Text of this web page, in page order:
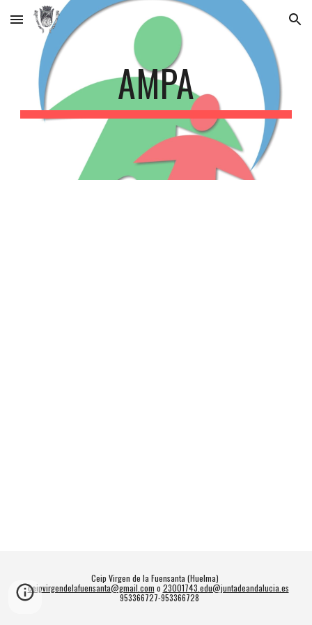
Skip to main content Skip to navigation
AMPA
Ceip Virgen de la Fuensanta (Huelma)
ceipvirgendelafuensanta@gmail.com o 23001743.edu@juntadeandalucia.es
953366727-953366728